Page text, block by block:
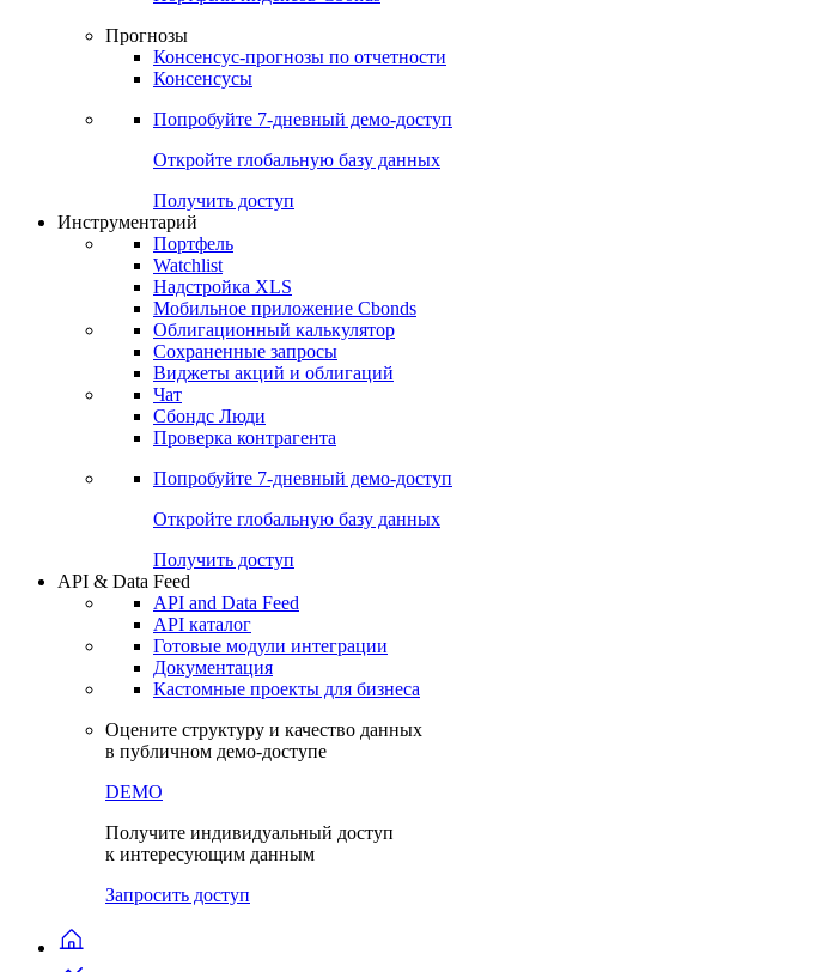
Виджет:
Портфели индексов Cbonds
Прогнозы
Консенсус-прогнозы по отчетности
Консенсусы
Попробуйте7-дневный
Откройте глобальную базу данных
Получить доступ
Инструментарий
Портфель
Watchlist
Надстройка XLS
Мобильное приложение Cbonds
Облигационный калькулятор
Сохраненные запросы
Виджеты акций и облигаций
Чат
Сбондс Люди
Проверка контрагента
Попробуйте7-дневный
Откройте глобальную базу данных
Получить доступ
API & Data Feed
API and Data Feed
API каталог
Документация
Кастомные проекты для бизнеса
Оцените структуру и качество данных
в публичном демо-доступе
DEMO
Получите индивидуальный доступ